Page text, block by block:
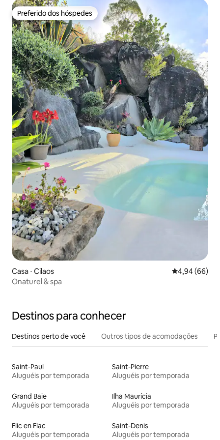
Preferido dos hóspedes
Preferido dos hóspedes
Casa ⋅ Cilaos 4,94 de uma
4,94 (66)
Onaturel & spa
Destinos para conhecer
Destinos perto de você Outros tipos de acomodações
Saint-Paul
Aluguéis por temporada
Saint-Pierre
Aluguéis por temporada
Grand Baie
Aluguéis por temporada
Ilha Maurícia
Aluguéis por temporada
Flic en Flac
Aluguéis por temporada
Saint-Denis
Aluguéis por temporada